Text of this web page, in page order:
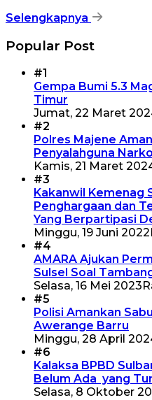
Selengkapnya
Popular Post
#1
Gempa Bumi 5.3
Timur
Jumat, 22 Maret
#2
Polres Majene
Penyalahguna
Kamis, 21 Maret
#3
Kakanwil Kemenag
Penghargaan dan
Yang Berpartipasi
Minggu, 19 Juni 2022
#4
AMARA Ajukan
Sulsel Soal
Selasa, 16 Mei 2023
#5
Polisi Amankan
Awerange Barru
Minggu, 28 April
#6
Kalaksa BPBD
Belum Ada yang
Selasa, 8 Oktober